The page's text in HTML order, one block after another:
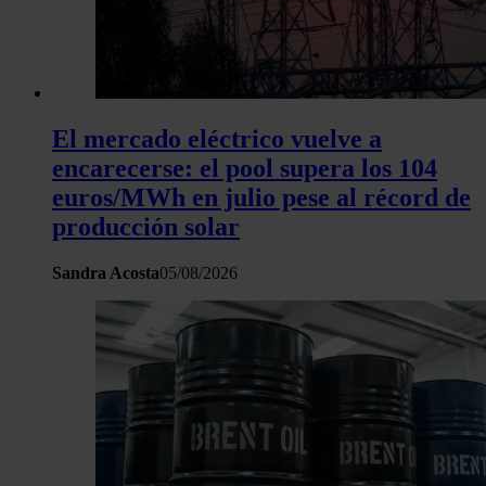
hecho de sus servicios.
El mercado eléctrico vuelve a
encarecerse: el pool supera los 104
euros/MWh en julio pese al récord de
producción solar
Sandra Acosta05/08/2026